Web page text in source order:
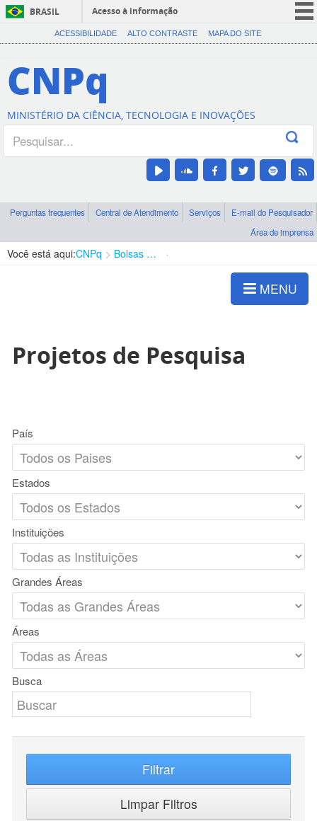
BRASIL
Acesso à informação
CORONAVÍRUS (COVID-19)
Canais
ACESSIBILIDADE ALTO CONTRASTE MAPA DO SITE
CNPq
MINISTÉRIO DA CIÊNCIA, TECNOLOGIA E INOVAÇÕES
Perguntas frequentes Central de Atendimento Serviços
E-mail do Pesquisador
Área de imprensa
Você está aqui:CNPq Bolsas e Auxílios Vigentes
MENU
Projetos de Pesquisa
País
Estados
Instituições
Grandes Áreas
Áreas
Busca
Filtrar
Limpar Filtros